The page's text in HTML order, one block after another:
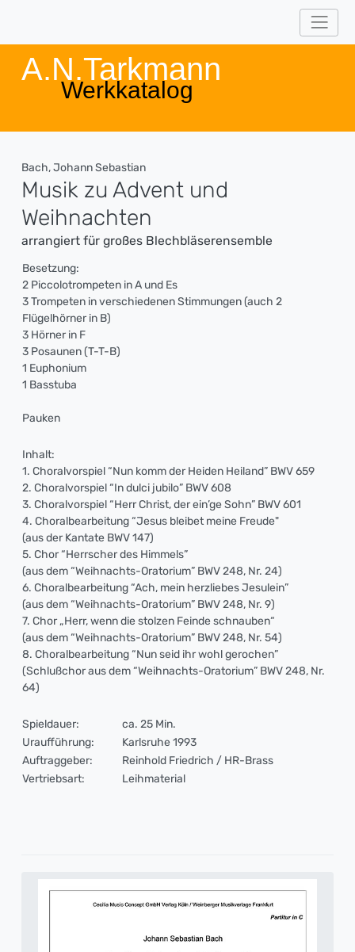
A.N.Tarkmann
Werkkatalog
Bach, Johann Sebastian
Musik zu Advent und
Weihnachten
arrangiert für großes Blechbläserensemble
Besetzung:
2 Piccolotrompeten in A und Es
3 Trompeten in verschiedenen Stimmungen (auch 2
Flügelhörner in B)
3 Hörner in F
3 Posaunen (T-T-B)
1 Euphonium
1 Basstuba
Pauken
Inhalt:
1. Choralvorspiel “Nun komm der Heiden Heiland” BWV 659
2. Choralvorspiel “In dulci jubilo” BWV 608
3. Choralvorspiel “Herr Christ, der ein’ge Sohn” BWV 601
4. Choralbearbeitung “Jesus bleibet meine Freude"
(aus der Kantate BWV 147)
5. Chor “Herrscher des Himmels”
(aus dem “Weihnachts-Oratorium” BWV 248, Nr. 24)
6. Choralbearbeitung “Ach, mein herzliebes Jesulein”
(aus dem “Weihnachts-Oratorium” BWV 248, Nr. 9)
7. Chor „Herr, wenn die stolzen Feinde schnauben“
(aus dem “Weihnachts-Oratorium” BWV 248, Nr. 54)
8. Choralbearbeitung “Nun seid ihr wohl gerochen”
(Schlußchor aus dem “Weihnachts-Oratorium” BWV 248, Nr.
64)
Spieldauer:
ca. 25 Min.
Uraufführung:
Karlsruhe 1993
Auftraggeber:
Reinhold Friedrich / HR-Brass
Vertriebsart:
Leihmaterial